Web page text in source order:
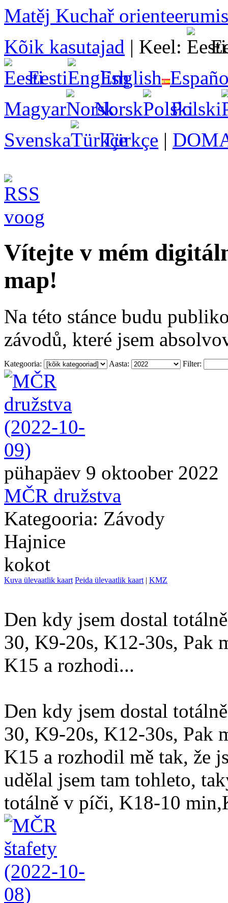
Matěj Kuchař
Kõik kasutajad | Keel:
Eesti
English
Magyar
Norsk
Polski
Svenska
Türkçe |
Vítejte v mém
map!
Na této stánce budu
závodů, které jsem
Kategooria: Aasta: Filter:
pühapäev 9 oktoober 2022
MČR družstva
Kategooria: Závody
Hajnice
kokot
Kuva ülevaatlik kaart Peida ülevaatlik kaart | KMZ
Den kdy jsem dostal
30, K9-20s, K12-30s, Pak
K15 a rozhodi...
Den kdy jsem dostal
30, K9-20s, K12-30s, Pak
K15 a rozhodil mě tak, že
udělal jsem tam tohleto,
totálně v píči, K18-10